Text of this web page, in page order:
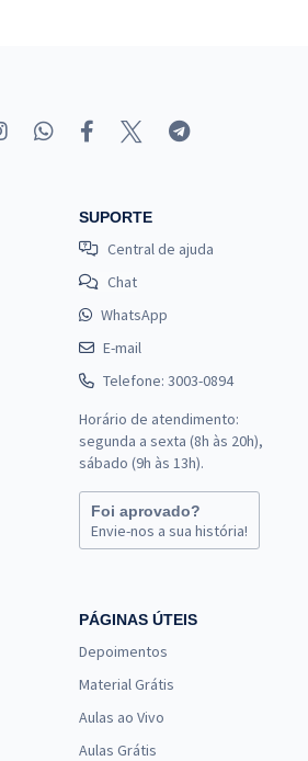
SUPORTE
Central de ajuda
Chat
WhatsApp
E-mail
Telefone: 3003-0894
Horário de atendimento:
segunda a sexta (8h às 20h),
sábado (9h às 13h).
Foi aprovado?
Envie-nos a sua história!
PÁGINAS ÚTEIS
Depoimentos
Material Grátis
Aulas ao Vivo
Aulas Grátis